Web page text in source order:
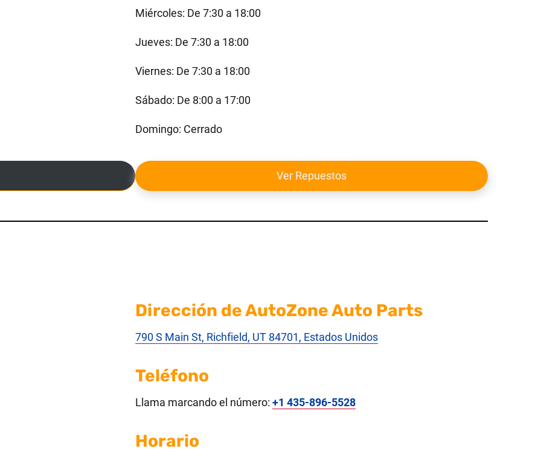
Miércoles: De 7:30 a 18:00
Jueves: De 7:30 a 18:00
Viernes: De 7:30 a 18:00
Sábado: De 8:00 a 17:00
Domingo: Cerrado
Ver Repuestos
Dirección de AutoZone Auto Parts
790 S Main St, Richfield, UT 84701, Estados Unidos
Teléfono
Llama marcando el número: +1 435-896-5528
Horario